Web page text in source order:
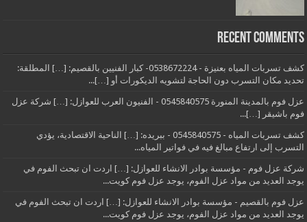
Recent Comments
كشف تسربات المياه بعنيزة - 0538672224- كبار الفنيين بالقصيم: […] المطلقة:
تحديد مكان التسرب دون الحاجة لتشويه الديكورات أو […]...
عزل فوم بالمدينة المنورة 0545840575 - الفنيون العرب للعوازل: […] شركة عزل
فوم باشيقر […]...
كشف تسربات المياه - 0545840575 - ببريده: […] الناحية الاقتصادية، يؤدي
التسرب إلى ارتفاع مبالغ فيه في فواتير المياه...
شركة عزل فوم - مؤسسة بوادر الانشاء للعوازل: […] اردت ان تبحث الفوم في
يوجد العديد من مواد عزل الفوم، يوجد عزل فوم كويت...
عزل فوم بالقصيم - مؤسسة بوادر الانشاء للعوازل: […] اردت ان تبحث الفوم في
يوجد العديد من مواد عزل الفوم، يوجد عزل فوم كويت...